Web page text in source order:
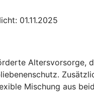
01.11.2025
Altersvorsorge,
Mischung aus